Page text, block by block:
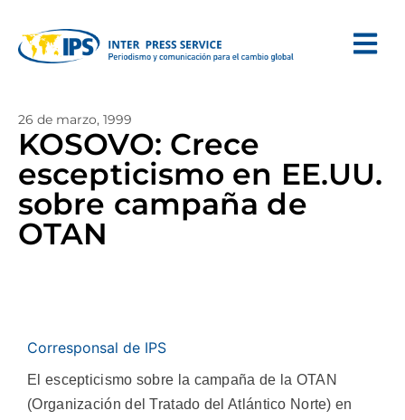
26 de marzo, 1999
KOSOVO: Crece
escepticismo en EE.UU.
sobre campaña de
OTAN
Corresponsal de IPS
El escepticismo sobre la campaña de la OTAN
(Organización del Tratado del Atlántico Norte) en